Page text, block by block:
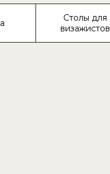
Столы для
визажистов